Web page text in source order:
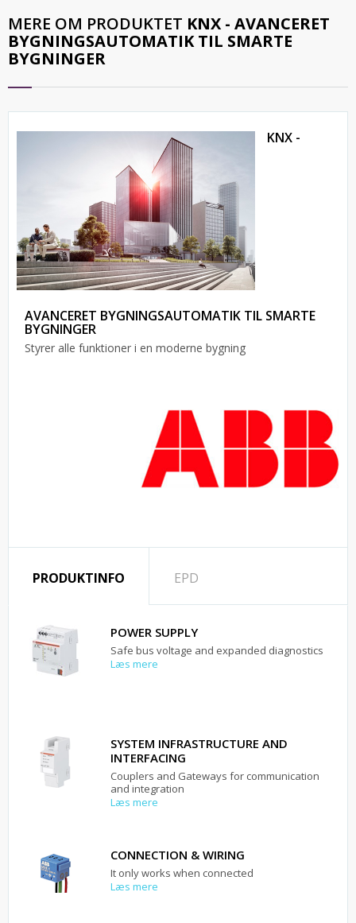
MERE OM PRODUKTET KNX - AVANCERET
BYGNINGSAUTOMATIK TIL SMARTE
BYGNINGER
KNX -
AVANCERET BYGNINGSAUTOMATIK TIL SMARTE
BYGNINGER
Styrer alle funktioner i en moderne bygning
PRODUKTINFO EPD
POWER SUPPLY
Safe bus voltage and expanded diagnostics
Læs mere
SYSTEM INFRASTRUCTURE AND
INTERFACING
Couplers and Gateways for communication
and integration
Læs mere
CONNECTION & WIRING
It only works when connected
Læs mere